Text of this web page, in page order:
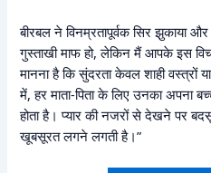
बीरबल ने विनम्रतापूर्वक सिर झुकाया
गुस्ताखी माफ हो, लेकिन मैं आपके इस
मानना है कि सुंदरता केवल शाही वस्त्रों
में, हर माता-पिता के लिए उनका अपना
होता है। प्यार की नजरों से देखने पर
खूबसूरत लगने लगती है।”